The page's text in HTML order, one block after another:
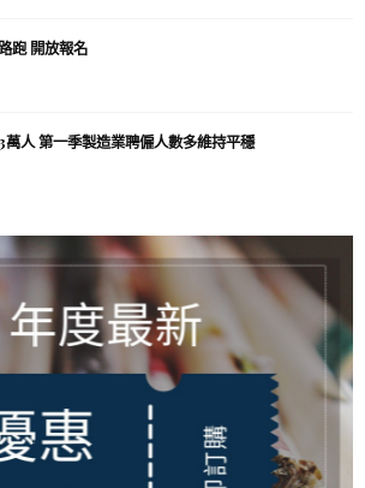
跑 開放報名
萬人 第一季製造業聘僱人數多維持平穩